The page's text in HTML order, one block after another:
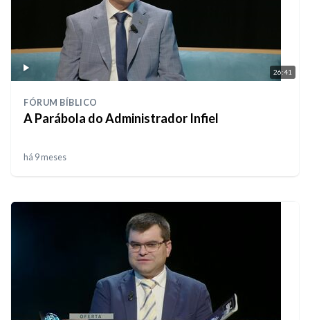
26:41
FÓRUM BÍBLICO
A Parábola do Administrador Infiel
há 9 meses